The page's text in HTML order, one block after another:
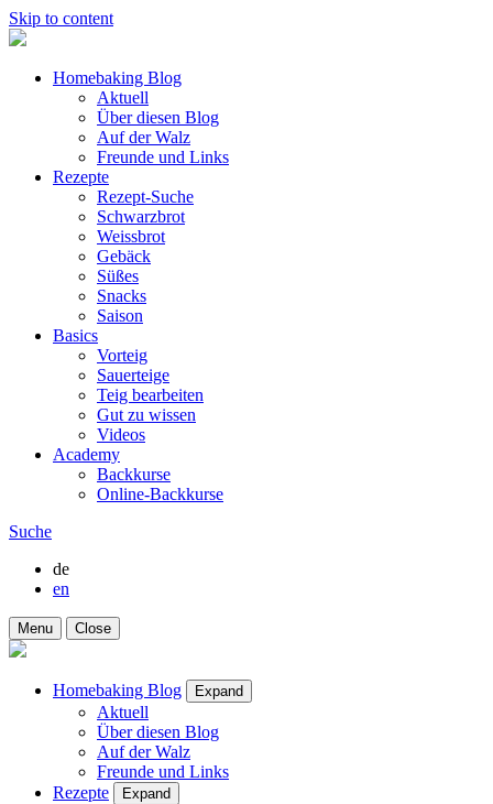
Skip to content
Homebaking Blog
Aktuell
Über diesen Blog
Auf der Walz
Freunde und Links
Rezepte
Rezept-Suche
Schwarzbrot
Weissbrot
Gebäck
Süßes
Snacks
Saison
Basics
Vorteig
Sauerteige
Teig bearbeiten
Gut zu wissen
Videos
Academy
Backkurse
Online-Backkurse
Suche
de
en
Menu Close
Homebaking Blog Expand
Aktuell
Über diesen Blog
Auf der Walz
Freunde und Links
Rezepte
Expand